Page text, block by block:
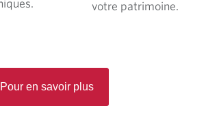
votre patrimoine.
Pour en savoir plus